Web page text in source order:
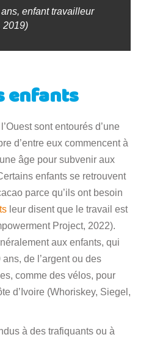
enfant travailleur
2019)
enfants
sont entourés d’une
d’entre eux commencent à
âge pour subvenir aux
enfants se retrouvent
parce qu’ils ont besoin
leur disent que le travail est
Project, 2022).
aux enfants, qui
de l’argent ou des
comme des vélos, pour
d’Ivoire (Whoriskey, Siegel,
à des trafiquants ou à